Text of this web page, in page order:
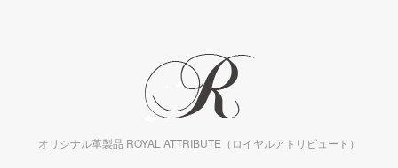
オリジナル革製品 ROYAL ATTRIBUTE（ロイヤルアトリビュート）